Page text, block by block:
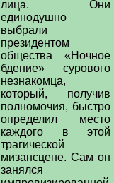
лица. Они
единодушно
выбрали
президентом
общества «Ночное
бдение» сурового
незнакомца,
который, получив
полномочия, быстро
определил место
каждого в этой
трагической
мизансцене. Сам он
занялся